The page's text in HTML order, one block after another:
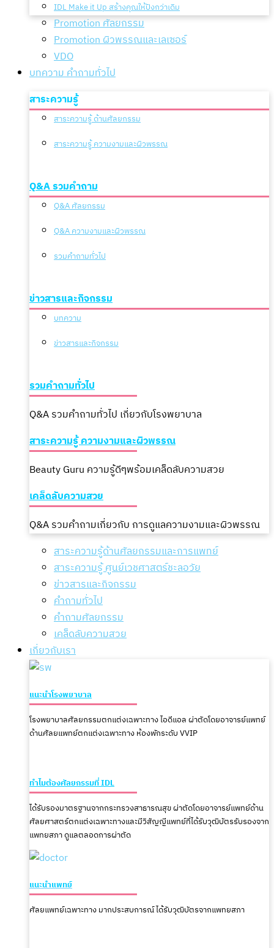
IDL Make it Up สร้างคุณให้ปังกว่าเดิม
Promotion ศัลยกรรม
Promotion ผิวพรรณและเลเซอร์
VDO
บทความ คำถามทั่วไป
สาระความรู้
สาระความรู้ ด้านศัลยกรรม
สาระความรู้ ความงามและผิวพรรณ
Q&A รวมคำถาม
Q&A ศัลยกรรม
Q&A ความงามและผิวพรรณ
รวมคำถามทั่วไป
ข่าวสารและกิจกรรม
บทความ
ข่าวสารและกิจกรรม
รวมคำถามทั่วไป
Q&A รวมคำถามทั่วไป เกี่ยวกับโรงพยาบาล
สาระความรู้ ความงามและผิวพรรณ
Beauty Guru ความรู้ดีๆพร้อมเคล็ดลับความสวย
เคล็ดลับความสวย
Q&A รวมคำถามเกี่ยวกับ การดูแลความงามและผิวพรรณ
สาระความรู้ด้านศัลยกรรมและการแพทย์
สาระความรู้ ศูนย์เวชศาสตร์ชะลอวัย
ข่าวสารและกิจกรรม
คำถามทั่วไป
คำถามศัลยกรรม
เคล็ดลับความสวย
เกี่ยวกับเรา
แนะนำโรงพยาบาล
โรงพยาบาลศัลยกรรมตกแต่งเฉพาะทาง ไอดีแอล ผ่าตัดโดยอาจารย์แพทย์
ด้านศัลยแพทย์ตกแต่งเฉพาะทาง ห้องพักระดับ VVIP
ทำไมต้องศัลยกรรมที่ IDL
ได้รับรองมาตรฐานจากกระทรวงสาธารณสุข ผ่าตัดโดยอาจารย์แพทย์ด้าน
ศัลยศาสตร์ตกแต่งเฉพาะทางและมีวิสัญญีแพทย์ที่ได้รับวุฒิบัตรรับรองจาก
แพทยสภา ดูแลตลอดการผ่าตัด
แนะนำแพทย์
ศัลยแพทย์เฉพาะทาง มากประสบการณ์ ได้รับวุฒิบัตรจากแพทยสภา